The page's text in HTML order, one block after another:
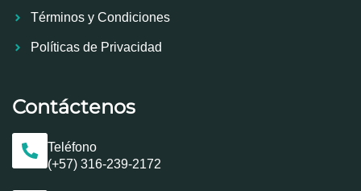
Términos y Condiciones
Políticas de Privacidad
Contáctenos
Teléfono
(+57) 316-239-2172